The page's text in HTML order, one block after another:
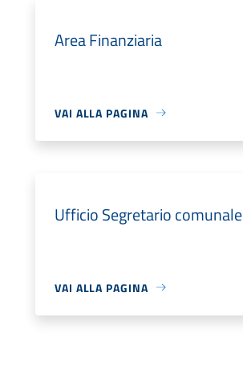
Area Finanziaria
VAI ALLA PAGINA
Ufficio Segretario comunale
VAI ALLA PAGINA